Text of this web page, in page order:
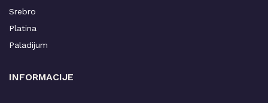
Srebro
Platina
Paladijum
INFORMACIJE